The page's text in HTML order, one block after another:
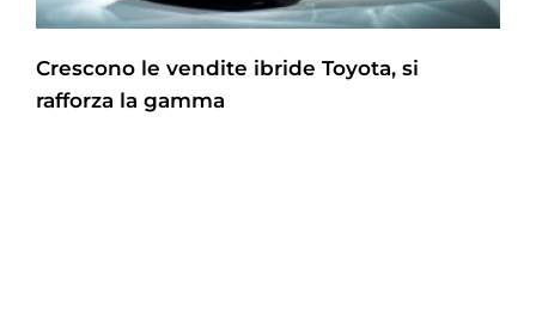
Crescono le vendite ibride Toyota, si
rafforza la gamma